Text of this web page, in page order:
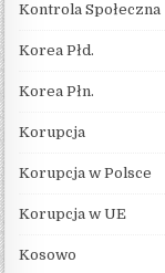
Kontrola Społeczna
Korea Płd.
Korea Płn.
Korupcja
Korupcja w Polsce
Korupcja w UE
Kosowo